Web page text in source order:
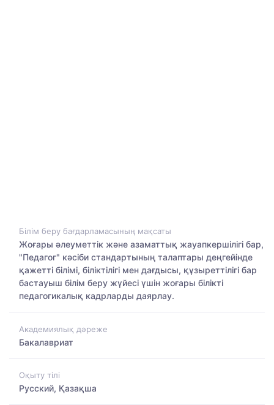
Білім беру бағдарламасының мақсаты
Жоғары әлеуметтік және азаматтық жауапкершілігі бар,
"Педагог" кәсіби стандартының талаптары деңгейінде
қажетті білімі, біліктілігі мен дағдысы, құзыреттілігі бар
бастауыш білім беру жүйесі үшін жоғары білікті
педагогикалық кадрларды даярлау.
Академиялық дәреже
Бакалавриат
Оқыту тілі
Русский, Қазақша